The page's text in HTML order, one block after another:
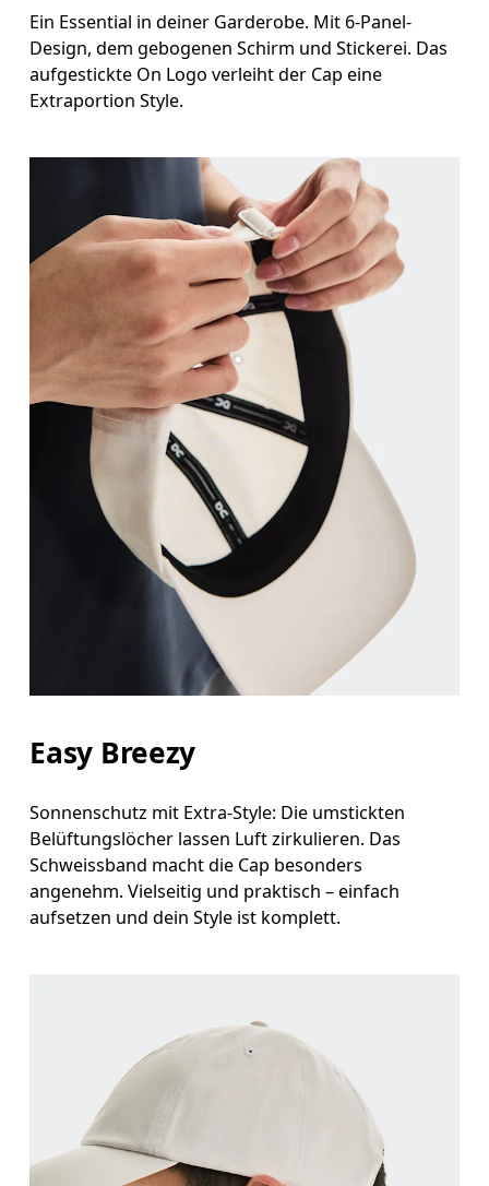
Ein Essential in deiner Garderobe. Mit 6-Panel-
Design, dem gebogenen Schirm und Stickerei. Das
aufgestickte On Logo verleiht der Cap eine
Extraportion Style.
Easy Breezy
Sonnenschutz mit Extra-Style: Die umstickten
Belüftungslöcher lassen Luft zirkulieren. Das
Schweissband macht die Cap besonders
angenehm. Vielseitig und praktisch – einfach
aufsetzen und dein Style ist komplett.